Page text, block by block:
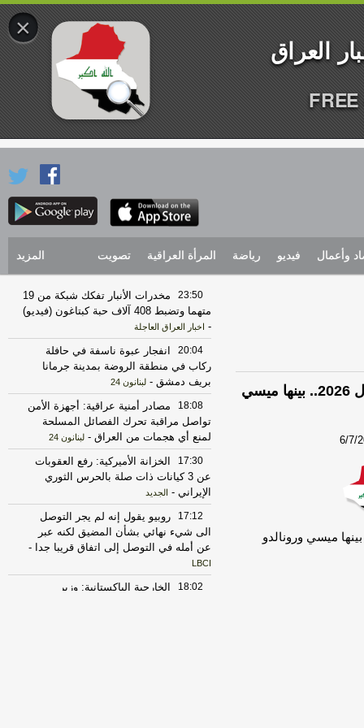
وأعمال فيديو رياضة المرأة العراقية تصويت المزيد
3 مواجهات محتملة لـ”النهائي الحلم” في مونديال 2026.. بينها ميسي
6/7/
23:50
مخدرات الأنبار تفكك شبكة من 19
متهما وتضبط 408 آلاف حبة كبتاغون (فيديو)
-
اخبار العراق العاجلة
20:04
انفجار عبوة ناسفة في حافلة
ركاب في منطقة الروضة بمدينة جرمانا
بريف دمشق - لبنانون 24
18:08
مصادر أمنية عراقية: أجهزة الأمن
تواصل مراقبة تحرك الفصائل المسلحة
لمنع أي هجمات من العراق - لبنانون 24
17:30
الخزانة الأميركية: رفع العقوبات
عن 3 كيانات ذات صلة بالحرس الثوري
الإيراني - الجديد
17:12
روبيو يقول إنه لم يجر التوصل
الى شيء نهائي بشأن المضيق لكنه عبر
عن أمله في التوصل إلى اتفاق قريبا جدا -
LBCI
18:02
الخارجية الباكستانية: وزير
×